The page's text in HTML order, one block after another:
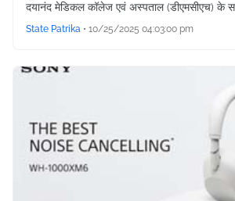
दयानंद मेडिकल कॉलेज एवं अस्पताल (डीएमसीएच) के
State Patrika • 10/25/2025 04:03:00 pm